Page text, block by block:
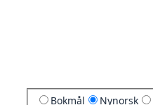
Bokmål Nynorsk